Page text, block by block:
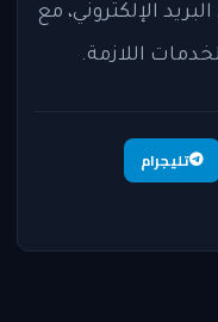
الإلكتروني، مع
اللازمة.
تليجرام